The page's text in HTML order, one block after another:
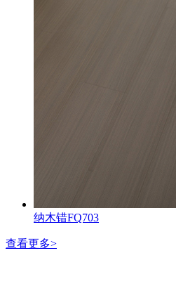
纳木错FQ703
查看更多>